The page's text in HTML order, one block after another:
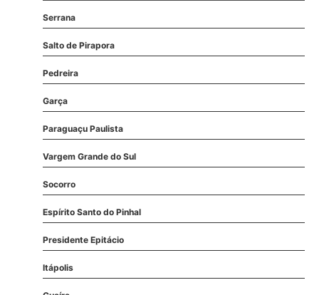
Serrana
Salto de Pirapora
Pedreira
Garça
Paraguaçu Paulista
Vargem Grande do Sul
Socorro
Espírito Santo do Pinhal
Presidente Epitácio
Itápolis